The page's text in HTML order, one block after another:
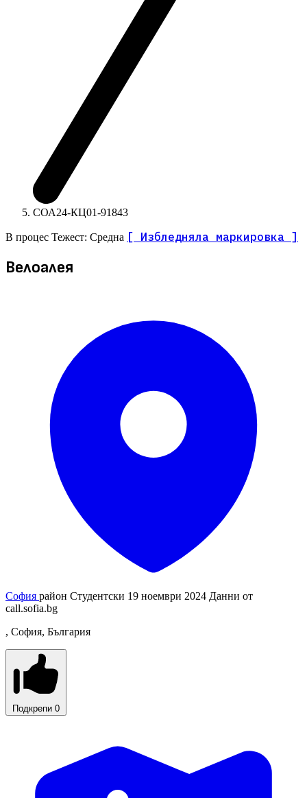
СОА24-КЦ01-91843
В процес Тежест: Средна [ Избледняла маркировка ]
Велоалея
София район Студентски 19 ноември 2024 Данни от
call.sofia.bg
, София, България
Подкрепи 0